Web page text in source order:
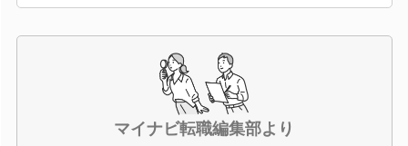
マイナビ転職編集部より